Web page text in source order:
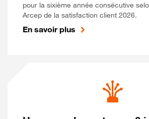
pour la sixième année consécutive
Arcep de la satisfaction client 2026.
En savoir plus